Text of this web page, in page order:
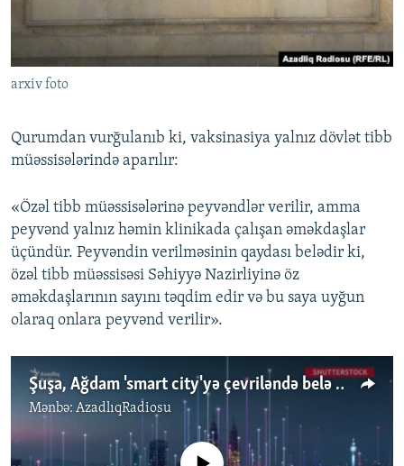
arxiv foto
Qurumdan vurğulanıb ki, vaksinasiya yalnız dövlət tibb
müəssisələrində aparılır:
«Özəl tibb müəssisələrinə peyvəndlər verilir, amma
peyvənd yalnız həmin klinikada çalışan əməkdaşlar
üçündür. Peyvəndin verilməsinin qaydası belədir ki,
özəl tibb müəssisəsi Səhiyyə Nazirliyinə öz
əməkdaşlarının sayını təqdim edir və bu saya uyğun
olaraq onlara peyvənd verilir».
Şuşa, Ağdam 'smart city'yə çevriləndə belə olacaq
Mənbə: AzadlıqRadiosu
No media source currently available